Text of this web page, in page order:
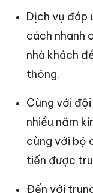
Dịch vụ đáp
cách nhanh
nhà khách
thông.
Cùng với
nhiều năm
cùng với bộ
tiến được
Đến với